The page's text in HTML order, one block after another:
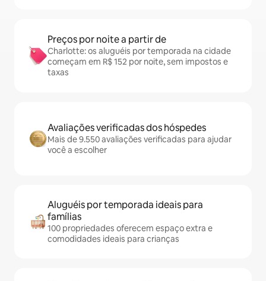
Preços por noite a partir de
Charlotte: os aluguéis por temporada na cidade
começam em R$ 152 por noite, sem impostos e
taxas
Avaliações verificadas dos hóspedes
Mais de 9.550 avaliações verificadas para ajudar
você a escolher
Aluguéis por temporada ideais para
famílias
100 propriedades oferecem espaço extra e
comodidades ideais para crianças